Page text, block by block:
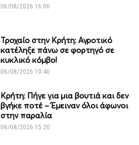
06/08/2026 16:00
Τροχαίο στην Κρήτη: Αγροτικό
κατέληξε πάνω σε φορτηγό σε
κυκλικό κόμβο!
06/08/2026 10:40
Κρήτη: Πήγε για μια βουτιά και δεν
βγήκε ποτέ – Έμειναν όλοι άφωνοι
στην παραλία
06/08/2026 15:20